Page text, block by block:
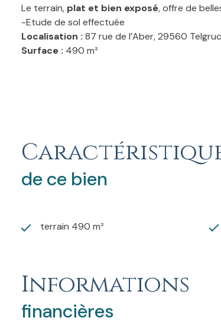
Le terrain, plat et bien exposé, offre de
-Etude de sol effectuée
Localisation : 87 rue de l’Aber, 29560
Surface : 490 m²
de ce bien
terrain 490 m²
Informations
financières